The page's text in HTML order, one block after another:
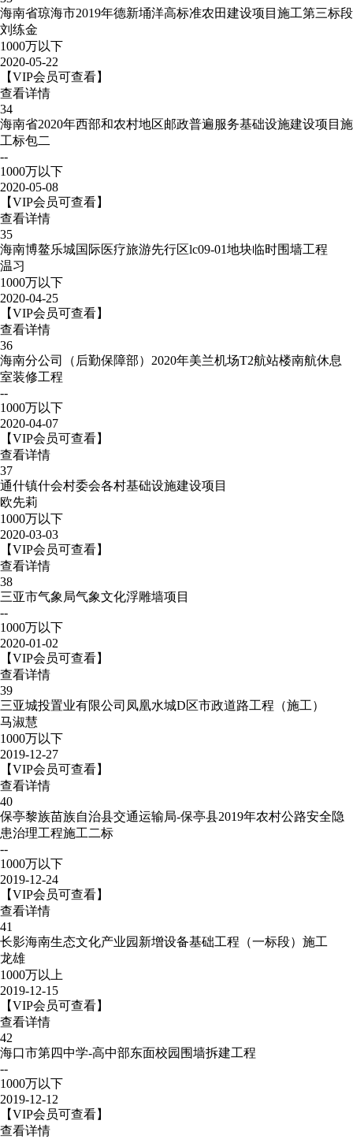
海南省琼海市2019年德新埇洋高标准农田建设项目施工第三标段
刘练金
1000万以下
2020-05-22
【VIP会员可查看】
查看详情
34
海南省2020年西部和农村地区邮政普遍服务基础设施建设项目施
工标包二
--
1000万以下
2020-05-08
【VIP会员可查看】
查看详情
35
海南博鳌乐城国际医疗旅游先行区lc09-01地块临时围墙工程
温习
1000万以下
2020-04-25
【VIP会员可查看】
查看详情
36
海南分公司（后勤保障部）2020年美兰机场T2航站楼南航休息
室装修工程
--
1000万以下
2020-04-07
【VIP会员可查看】
查看详情
37
通什镇什会村委会各村基础设施建设项目
欧先莉
1000万以下
2020-03-03
【VIP会员可查看】
查看详情
38
三亚市气象局气象文化浮雕墙项目
--
1000万以下
2020-01-02
【VIP会员可查看】
查看详情
39
三亚城投置业有限公司凤凰水城D区市政道路工程（施工）
马淑慧
1000万以下
2019-12-27
【VIP会员可查看】
查看详情
40
保亭黎族苗族自治县交通运输局-保亭县2019年农村公路安全隐
患治理工程施工二标
--
1000万以下
2019-12-24
【VIP会员可查看】
查看详情
41
长影海南生态文化产业园新增设备基础工程（一标段）施工
龙雄
1000万以上
2019-12-15
【VIP会员可查看】
查看详情
42
海口市第四中学-高中部东面校园围墙拆建工程
--
1000万以下
2019-12-12
【VIP会员可查看】
查看详情